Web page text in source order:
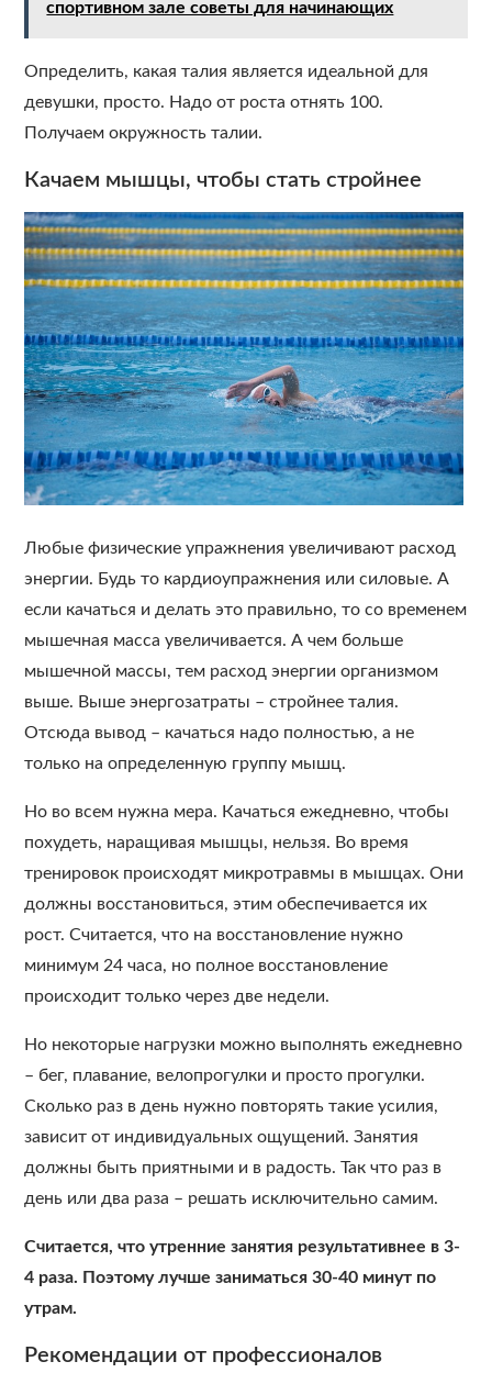
спортивном зале советы для начинающих
Определить, какая талия является идеальной для
девушки, просто. Надо от роста отнять 100.
Получаем окружность талии.
Качаем мышцы, чтобы стать стройнее
Любые физические упражнения увеличивают расход
энергии. Будь то кардиоупражнения или силовые. А
если качаться и делать это правильно, то со временем
мышечная масса увеличивается. А чем больше
мышечной массы, тем расход энергии организмом
выше. Выше энергозатраты – стройнее талия.
Отсюда вывод – качаться надо полностью, а не
только на определенную группу мышц.
Но во всем нужна мера. Качаться ежедневно, чтобы
похудеть, наращивая мышцы, нельзя. Во время
тренировок происходят микротравмы в мышцах. Они
должны восстановиться, этим обеспечивается их
рост. Считается, что на восстановление нужно
минимум 24 часа, но полное восстановление
происходит только через две недели.
Но некоторые нагрузки можно выполнять ежедневно
– бег, плавание, велопрогулки и просто прогулки.
Сколько раз в день нужно повторять такие усилия,
зависит от индивидуальных ощущений. Занятия
должны быть приятными и в радость. Так что раз в
день или два раза – решать исключительно самим.
Считается, что утренние занятия результативнее в 3-
4 раза. Поэтому лучше заниматься 30-40 минут по
утрам.
Рекомендации от профессионалов